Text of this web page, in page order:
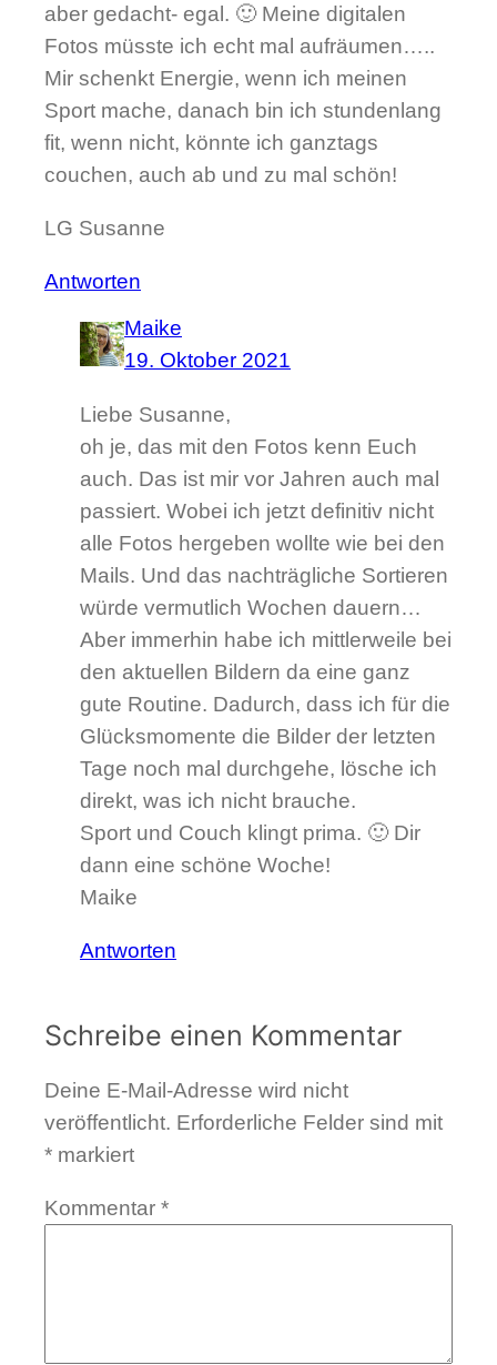
aber gedacht- egal. 🙂 Meine digitalen
Fotos müsste ich echt mal aufräumen…..
Mir schenkt Energie, wenn ich meinen
Sport mache, danach bin ich stundenlang
fit, wenn nicht, könnte ich ganztags
couchen, auch ab und zu mal schön!
LG Susanne
Antworten
Maike
19. Oktober 2021
Liebe Susanne,
oh je, das mit den Fotos kenn Euch
auch. Das ist mir vor Jahren auch mal
passiert. Wobei ich jetzt definitiv nicht
alle Fotos hergeben wollte wie bei den
Mails. Und das nachträgliche Sortieren
würde vermutlich Wochen dauern…
Aber immerhin habe ich mittlerweile bei
den aktuellen Bildern da eine ganz
gute Routine. Dadurch, dass ich für die
Glücksmomente die Bilder der letzten
Tage noch mal durchgehe, lösche ich
direkt, was ich nicht brauche.
Sport und Couch klingt prima. 🙂 Dir
dann eine schöne Woche!
Maike
Antworten
Schreibe einen Kommentar
Deine E-Mail-Adresse wird nicht
veröffentlicht. Erforderliche Felder sind mit
* markiert
Kommentar *